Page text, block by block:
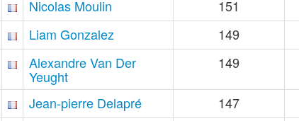
Nicolas Moulin
151
Liam Gonzalez
149
Alexandre Van Der
Yeught
149
Jean-pierre Delapré
147